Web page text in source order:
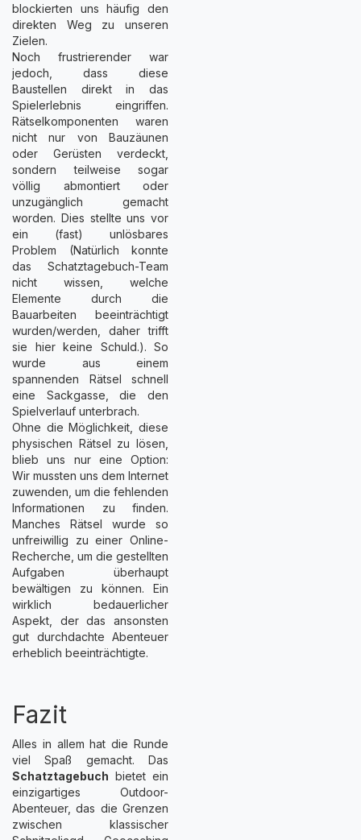
blockierten uns häufig den
direkten Weg zu unseren
Zielen.
Noch frustrierender war
jedoch, dass diese
Baustellen direkt in das
Spielerlebnis eingriffen.
Rätselkomponenten waren
nicht nur von Bauzäunen
oder Gerüsten verdeckt,
sondern teilweise sogar
völlig abmontiert oder
unzugänglich gemacht
worden. Dies stellte uns vor
ein (fast) unlösbares
Problem (Natürlich konnte
das Schatztagebuch-Team
nicht wissen, welche
Elemente durch die
Bauarbeiten beeinträchtigt
wurden/werden, daher trifft
sie hier keine Schuld.). So
wurde aus einem
spannenden Rätsel schnell
eine Sackgasse, die den
Spielverlauf unterbrach.
Ohne die Möglichkeit, diese
physischen Rätsel zu lösen,
blieb uns nur eine Option:
Wir mussten uns dem Internet
zuwenden, um die fehlenden
Informationen zu finden.
Manches Rätsel wurde so
unfreiwillig zu einer Online-
Recherche, um die gestellten
Aufgaben überhaupt
bewältigen zu können. Ein
wirklich bedauerlicher
Aspekt, der das ansonsten
gut durchdachte Abenteuer
erheblich beeinträchtigte.
Fazit
Alles in allem hat die Runde
viel Spaß gemacht. Das
Schatztagebuch bietet ein
einzigartiges Outdoor-
Abenteuer, das die Grenzen
zwischen klassischer